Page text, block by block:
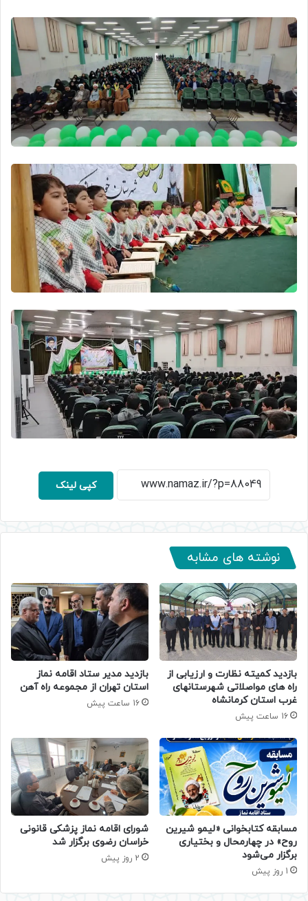
کپی لینک
نوشته های مشابه
بازدید کمیته نظارت و ارزیابی از
راه های مواصلاتی شهرستانهای
غرب استان کرمانشاه
16 ساعت پیش
بازدید مدیر ستاد اقامه نماز
استان تهران از مجموعه راه آهن
16 ساعت پیش
مسابقه کتابخوانی «لیمو شیرین
روح» در چهارمحال و بختیاری
برگزار می‌شود
1 روز پیش
شورای اقامه نماز پزشکی قانونی
خراسان رضوی برگزار شد
2 روز پیش